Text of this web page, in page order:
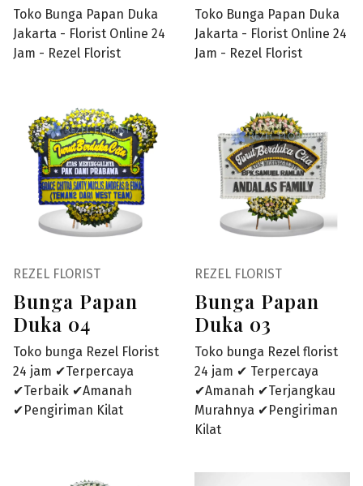
Toko Bunga Papan Duka
Jakarta - Florist Online 24
Jam - Rezel Florist
Toko Bunga Papan Duka
Jakarta - Florist Online 24
Jam - Rezel Florist
REZEL FLORIST
Bunga Papan
Duka 04
Toko bunga Rezel Florist
24 jam ✔Terpercaya
✔Terbaik ✔Amanah
✔Pengiriman Kilat
REZEL FLORIST
Bunga Papan
Duka 03
Toko bunga Rezel florist
24 jam ✔ Terpercaya
✔Amanah ✔Terjangkau
Murahnya ✔Pengiriman
Kilat